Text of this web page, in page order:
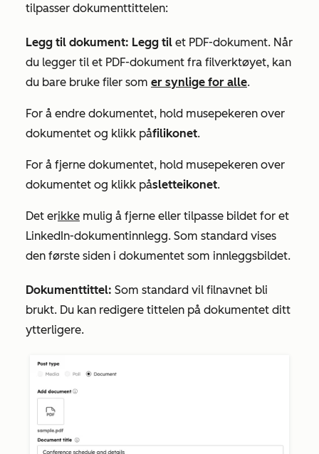
tilpasser dokumenttittelen:
Legg til dokument: Legg til et PDF-dokument. Når
du legger til et PDF-dokument fra filverktøyet, kan
du bare bruke filer som er synlige for alle.
For å endre dokumentet, hold musepekeren over
dokumentet og klikk påfilikonet.
For å fjerne dokumentet, hold musepekeren over
dokumentet og klikk påsletteikonet.
Det erikke mulig å fjerne eller tilpasse bildet for et
LinkedIn-dokumentinnlegg. Som standard vises
den første siden i dokumentet som innleggsbildet.
Dokumenttittel: Som standard vil filnavnet bli
brukt. Du kan redigere tittelen på dokumentet ditt
ytterligere.